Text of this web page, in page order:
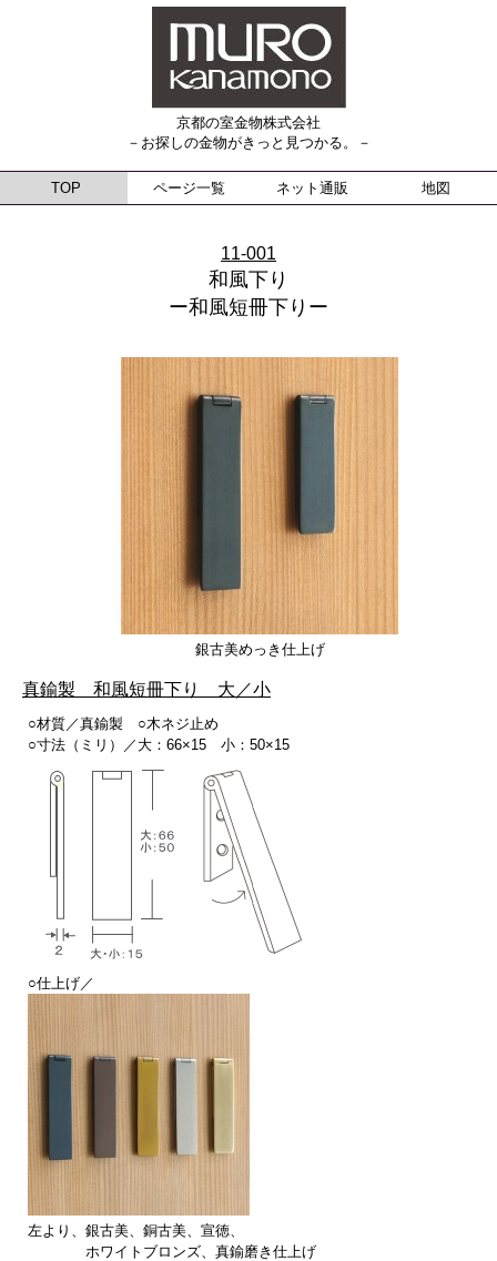
京都の室金物株式会社
－お探しの金物がきっと見つかる。－
TOP ページ一覧 ネット通販 地図
11-001
和風下り
ー和風短冊下りー
銀古美めっき仕上げ
真鍮製 和風短冊下り 大／小
○材質／真鍮製 ○木ネジ止め
○寸法（ミリ）／大：66×15 小：50×15
○仕上げ／
左より、銀古美、銅古美、宣徳、
ホワイトブロンズ、真鍮磨き仕上げ